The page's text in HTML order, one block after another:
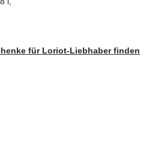
für Loriot-Liebhaber finden